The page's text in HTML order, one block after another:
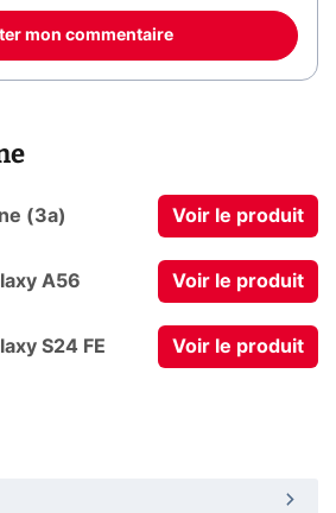
mon commentaire
(3a) Voir le produit
A56 Voir le produit
S24 FE Voir le produit